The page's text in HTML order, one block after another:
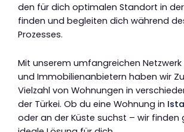
den für dich optimalen Standort in der
finden und begleiten dich während
Prozesses.
Mit unserem umfangreichen
und Immobilienanbietern haben wir
Vielzahl von Wohnungen in
der Türkei. Ob du eine Wohnung in
oder an der Küste suchst – wir finden